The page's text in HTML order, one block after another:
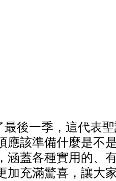
最後一季，這代表
應該準備什麼是不
涵蓋各種實用的、
加充滿驚喜，讓大